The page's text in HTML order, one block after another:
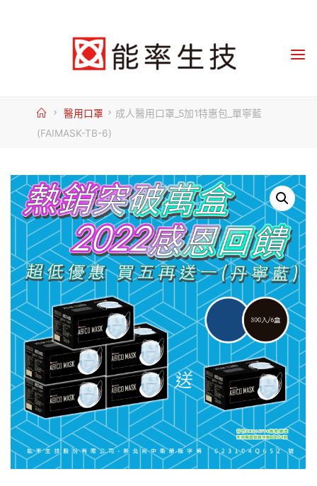
Home醫用口罩
成人醫用口罩_5加1特惠包_單寧藍
(FAIMASK-TB-6)